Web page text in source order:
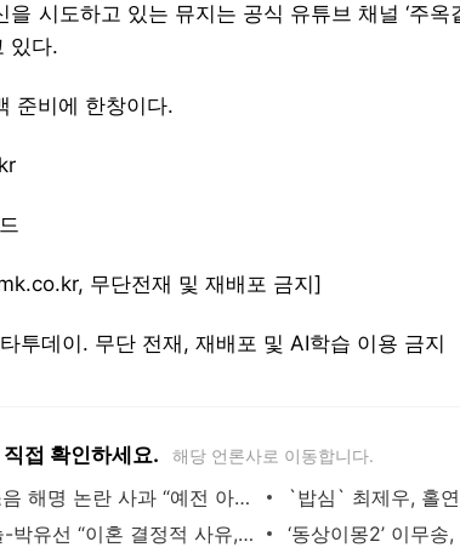
을 시도하고 있는 뮤지는 공식 유튜브 채널 ‘주옥
있다.
준비에 한창이다.
무단전재 및 재배포 금지]
투데이. 무단 전재, 재배포 및 AI학습 이용 금지
접 확인하세요. 해당 언론사로 이동합니다.
이정수, 층간소음 해명 논란 사과 “예전 아파트 방문, 끝까지 사과하겠다”[전문]
‘우이혼’ 이하늘-박유선 “이혼 결정적 사유, 결혼 기사 무수한 악플 때문?”